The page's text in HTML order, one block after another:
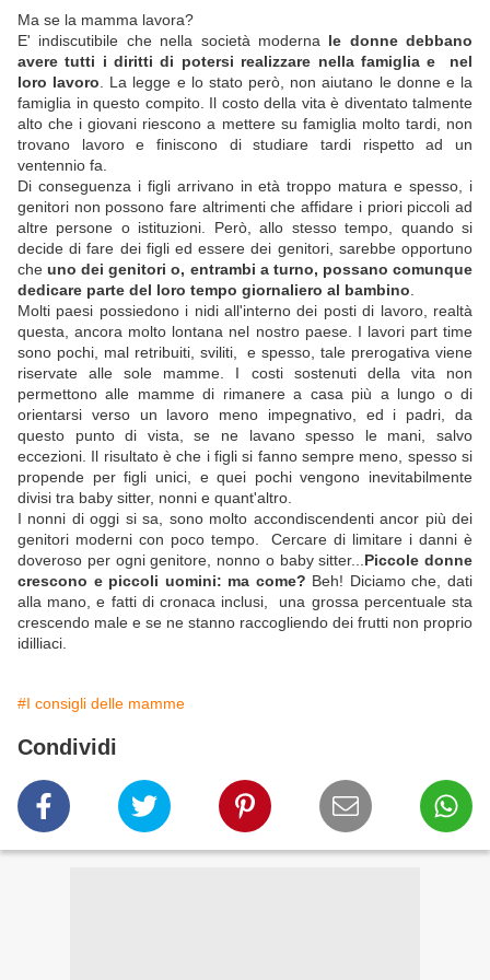
Ma se la mamma lavora?
E' indiscutibile che nella società moderna le donne debbano
avere tutti i diritti di potersi realizzare nella famiglia e nel
loro lavoro . La legge e lo stato però, non aiutano le donne e la
famiglia in questo compito. Il costo della vita è diventato talmente
alto che i giovani riescono a mettere su famiglia molto tardi, non
trovano lavoro e finiscono di studiare tardi rispetto ad un
ventennio fa.
Di conseguenza i figli arrivano in età troppo matura e spesso, i
genitori non possono fare altrimenti che affidare i priori piccoli ad
altre persone o istituzioni. Però, allo stesso tempo, quando si
decide di fare dei figli ed essere dei genitori, sarebbe opportuno
cheuno dei genitori o, entrambi a turno, possano comunque
dedicare parte del loro tempo giornaliero al bambino
Molti paesi possiedono i nidi all'interno dei posti di lavoro, realtà
questa, ancora molto lontana nel nostro paese. I lavori part time
sono pochi, mal retribuiti, sviliti, e spesso, tale prerogativa viene
riservate alle sole mamme. I costi sostenuti della vita non
permettono alle mamme di rimanere a casa più a lungo o di
orientarsi verso un lavoro meno impegnativo, ed i padri, da
questo punto di vista, se ne lavano spesso le mani, salvo
eccezioni. Il risultato è che i figli si fanno sempre meno, spesso si
propende per figli unici, e quei pochi vengono inevitabilmente
divisi tra baby sitter, nonni e quant'altro.
I nonni di oggi si sa, sono molto accondiscendenti ancor più dei
genitori moderni con poco tempo. Cercare di limitare i danni è
doveroso per ogni genitore, nonno o baby sitter... Piccole donne
crescono e piccoli uomini: ma come? Beh! Diciamo che, dati
alla mano, e fatti di cronaca inclusi, una grossa percentuale sta
crescendo male e se ne stanno raccogliendo dei frutti non proprio
idilliaci.
#I consigli delle mamme
Condividi